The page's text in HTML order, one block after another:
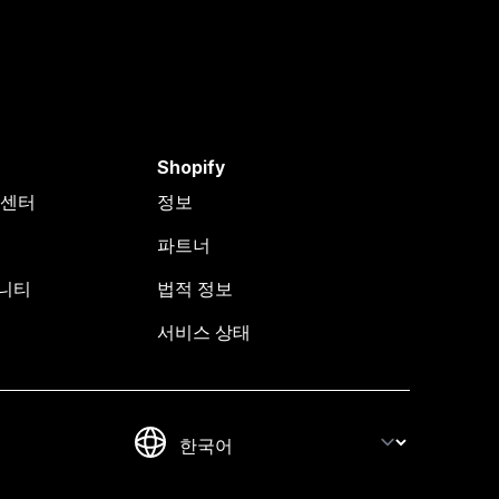
터
티
Shopify
정보
파트너
법적 정보
서비스 상태